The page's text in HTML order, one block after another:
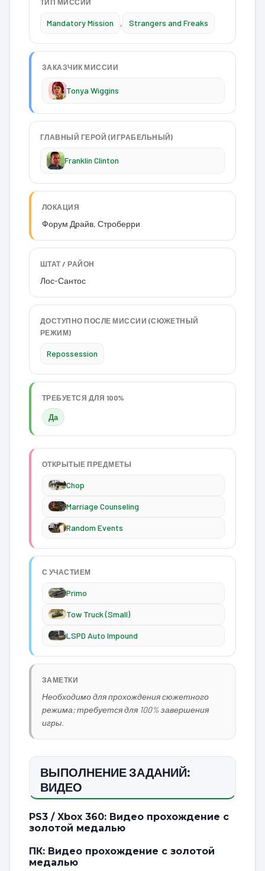
ТИП МИССИИ
Mandatory Mission , Strangers and Freaks
ЗАКАЗЧИК МИССИИ
Tonya Wiggins
ГЛАВНЫЙ ГЕРОЙ (ИГРАБЕЛЬНЫЙ)
Franklin Clinton
ЛОКАЦИЯ
Форум Драйв, Строберри
ШТАТ / РАЙОН
Лос-Сантос
ДОСТУПНО ПОСЛЕ МИССИИ (СЮЖЕТНЫЙ
РЕЖИМ)
Repossession
ТРЕБУЕТСЯ ДЛЯ 100%
Да
ОТКРЫТЫЕ ПРЕДМЕТЫ
Chop
Marriage Counseling
Random Events
С УЧАСТИЕМ
Primo
Tow Truck (Small)
LSPD Auto Impound
ЗАМЕТКИ
Необходимо для прохождения сюжетного
режима; требуется для 100% завершения
игры.
ВЫПОЛНЕНИЕ ЗАДАНИЙ:
ВИДЕО
PS3 / Xbox 360: Видео прохождение с
золотой медалью
ПК: Видео прохождение с золотой
медалью